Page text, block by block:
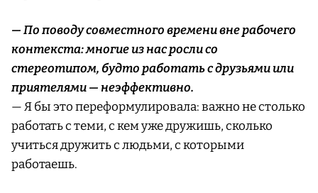
— По поводу совместного времени вне рабочего
контекста: многие из нас росли со
стереотипом, будто работать с друзьями или
приятелями — неэффективно.
— Я бы это переформулировала: важно не столько
работать с теми, с кем уже дружишь, сколько
учиться дружить с людьми, с которыми
работаешь.